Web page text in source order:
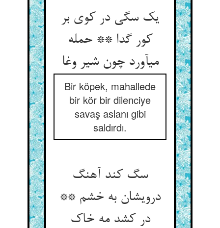
یک سگی در کوی بر
کور گدا ** حمله
می‏آورد چون شیر وغا
Bir köpek, mahallede
bir kör bir dilenciye
savaş aslanı gibi
saldırdı.
سگ کند آهنگ
درویشان به خشم **
در کشد مه خاک